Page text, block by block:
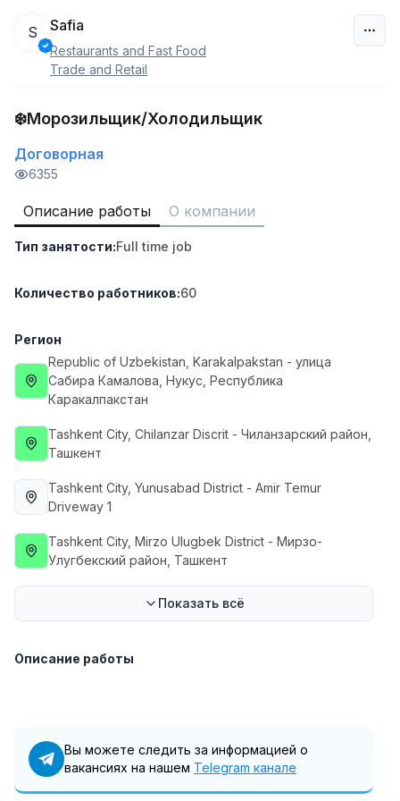
Узбекистан
Продавец-консультант
3,000,000 - 6,000,000 sum
Full time job
Ish joyidan
VITAREX
Оператор колл-центра
3,000,000 - 8,000,000 sum /
VITAREX
TOP
Повар фастфуда
2,600,000 - 5,000,000 sum/
LES AILES
Full time job
Фармацевт
3,000,000 - 10,000,000 sum/
Full time job
Ish joyidan
Продавец
4,000,000 - 7,000,000 sum/
S Safia
Restaurants and Fast Food
Trade and Retail
❄️Морозильщик/Холодильщик
Договорная
6355
Описание работы О компании
Тип занятости:Full time job
Количество работников:60
Регион
Republic of Uzbekistan , Karakalpakstan - улица
Сабира Камалова, Нукус, Республика
Каракалпакстан
Tashkent City, Chilanzar Discrit - Чиланзарский район,
Ташкент
Tashkent City, Yunusabad District - Amir Temur
Driveway 1
Tashkent City, Mirzo Ulugbek District - Мирзо-
Улугбекский район, Ташкент
Показать всё
Описание работы
Вы можете следить за информацией о
вакансиях на нашем Telegram канале
Вакансии Категории Компании